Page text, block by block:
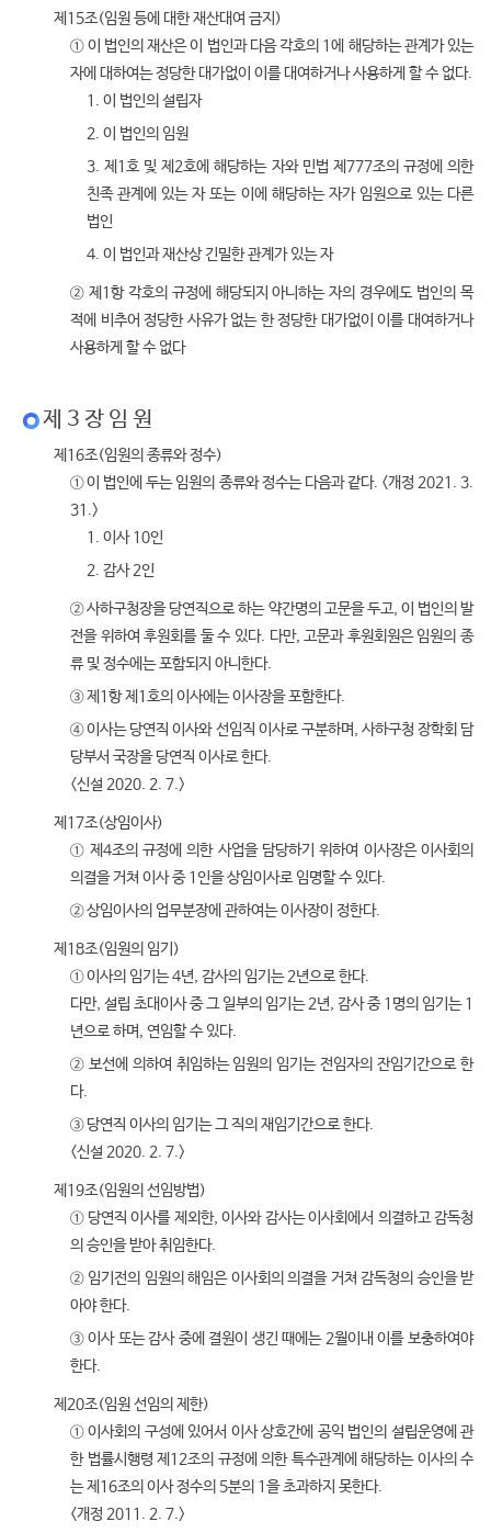
제15조(임원 등에 대한 재산대여 금지)
① 이 법인의 재산은 이 법인과 다음 각호의 1에 해당하는 관계가 있는
자에 대하여는 정당한 대가없이 이를 대여하거나 사용하게 할 수 없다.
1. 이 법인의 설립자
2. 이 법인의 임원
3. 제1호 및 제2호에 해당하는 자와 민법 제777조의 규정에 의한
친족 관계에 있는 자 또는 이에 해당하는 자가 임원으로 있는 다른
법인
4. 이 법인과 재산상 긴밀한 관계가 있는 자
② 제1항 각호의 규정에 해당되지 아니하는 자의 경우에도 법인의 목
적에 비추어 정당한 사유가 없는 한 정당한 대가없이 이를 대여하거나
사용하게 할 수 없다
제 3 장 임 원
제16조(임원의 종류와 정수)
① 이 법인에 두는 임원의 종류와 정수는 다음과 같다. <개정 2021. 3.
31.>
1. 이사 10인
2. 감사 2인
② 사하구청장을 당연직으로 하는 약간명의 고문을 두고, 이 법인의 발
전을 위하여 후원회를 둘 수 있다. 다만, 고문과 후원회원은 임원의 종
류 및 정수에는 포함되지 아니한다.
③ 제1항 제1호의 이사에는 이사장을 포함한다.
④ 이사는 당연직 이사와 선임직 이사로 구분하며, 사하구청 장학회 담
당부서 국장을 당연직 이사로 한다.
<신설 2020. 2. 7.>
제17조(상임이사)
① 제4조의 규정에 의한 사업을 담당하기 위하여 이사장은 이사회의
의결을 거쳐 이사 중 1인을 상임이사로 임명할 수 있다.
② 상임이사의 업무분장에 관하여는 이사장이 정한다.
제18조(임원의 임기)
① 이사의 임기는 4년, 감사의 임기는 2년으로 한다.
다만, 설립 초대이사 중 그 일부의 임기는 2년, 감사 중 1명의 임기는 1
년으로 하며, 연임할 수 있다.
② 보선에 의하여 취임하는 임원의 임기는 전임자의 잔임기간으로 한
다.
③ 당연직 이사의 임기는 그 직의 재임기간으로 한다.
<신설 2020. 2. 7.>
제19조(임원의 선임방법)
① 당연직 이사를 제외한, 이사와 감사는 이사회에서 의결하고 감독청
의 승인을 받아 취임한다.
② 임기전의 임원의 해임은 이사회의 의결을 거쳐 감독청의 승인을 받
아야 한다.
③ 이사 또는 감사 중에 결원이 생긴 때에는 2월이내 이를 보충하여야
한다.
제20조(임원 선임의 제한)
① 이사회의 구성에 있어서 이사 상호간에 공익 법인의 설립운영에 관
한 법률시행령 제12조의 규정에 의한 특수관계에 해당하는 이사의 수
는 제16조의 이사 정수의 5분의 1을 초과하지 못한다.
<개정 2011. 2. 7.>